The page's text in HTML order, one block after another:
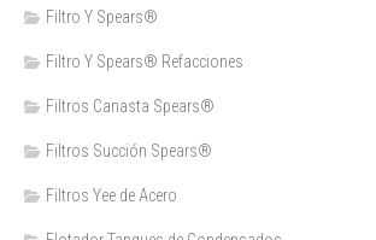
Filtro Y Spears®
Filtro Y Spears® Refacciones
Filtros Canasta Spears®
Filtros Succión Spears®
Filtros Yee de Acero